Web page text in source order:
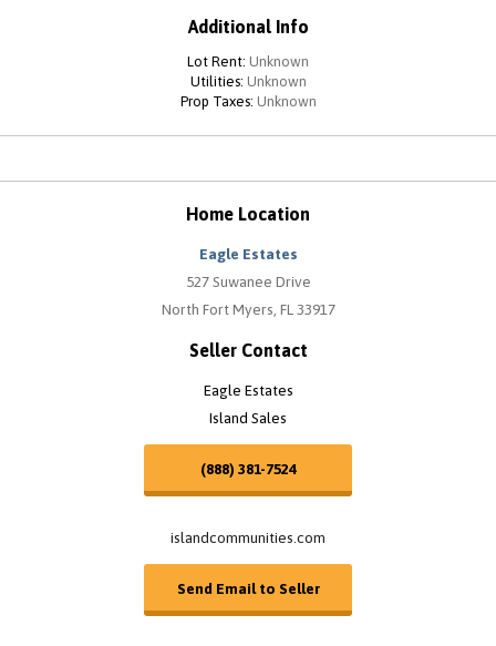
Additional Info
Lot Rent: Unknown
Utilities: Unknown
Prop Taxes: Unknown
Home Location
Eagle Estates
527 Suwanee Drive
North Fort Myers, FL 33917
Seller Contact
Eagle Estates
Island Sales
(888) 381-7524
islandcommunities.com
Send Email to Seller